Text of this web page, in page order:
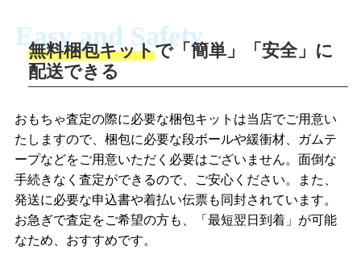
商品撮影
商品を撮影して、査定フォームから画像
を送信します。
梱包キットをメールで申し込み
査定結果をメールで確認し、梱包キット
を申し込みます。梱包キットは送料無料
LINEの友だち追加・査定画像を送信
「ジョニージョイLINE査定」を友だちに
追加し、スマートフォンなどのカメラで
撮影したおもちゃの写真をトーク中に送
梱包キットをLINEで申し込み
査定結果をLINEで確認し、梱包キットを
Easy and Safety
無料梱包キットで「簡単」「安全」に
配送できる
おもちゃ査定の際に必要な梱包キットは当店でご用意い
たしますので、梱包に必要な段ボールや緩衝材、ガムテ
ープなどをご用意いただく必要はございません。面倒な
手続きなく査定ができるので、ご安心ください。また、
発送に必要な申込書や着払い伝票も同封されています。
お急ぎで査定をご希望の方も、「最短翌日到着」が可能
なため、おすすめです。